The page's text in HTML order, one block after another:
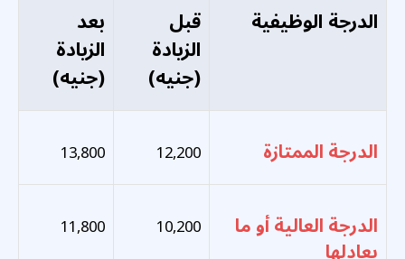
الدرجة الوظيفية قبل
الزيادة
(جنيه)
بعد
الزيادة
(جنيه)
الدرجة الممتازة 12,200
13,800
الدرجة العالية أو ما 10,200
11,800